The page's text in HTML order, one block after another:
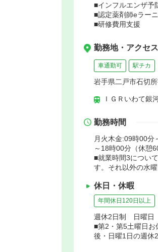
■インフルエンザ予
■認定薬剤師eラー
■研修費用支援
勤務地・アクセス
車通勤可 駅チカ
岩手県二戸市石切
ＩＧＲいわて銀
勤務時間
月火木金:09時00
～18時00分（休憩
■就業時間3につい
す。それ以外の水
休日・休暇
年間休日120日以上
週休2日制 日曜
■第2・第5土曜日
後・日曜1日の週休